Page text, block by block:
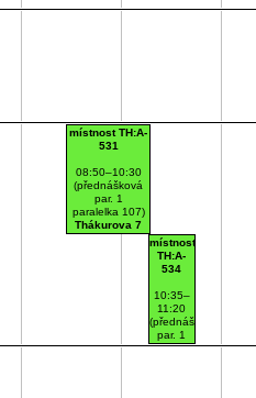
místnost TH:A-
531
08:50–10:30
(přednášková
par. 1
paralelka 107)
Thákurova 7
místnost
TH:A-
534
10:35–
11:20
(přednášková
par. 1
paralelka